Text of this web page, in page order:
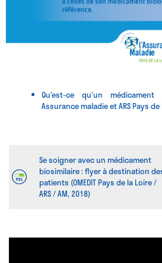
Qu’est-ce qu’un médicament
Assurance maladie et ARS Pays
Se soigner avec un médicament
biosimilaire : flyer à destination
patients (OMEDIT Pays de la Loire /
ARS / AM, 2018)